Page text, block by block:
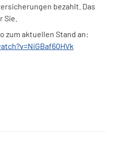
bezahlt. Das
zum aktuellen Stand an: